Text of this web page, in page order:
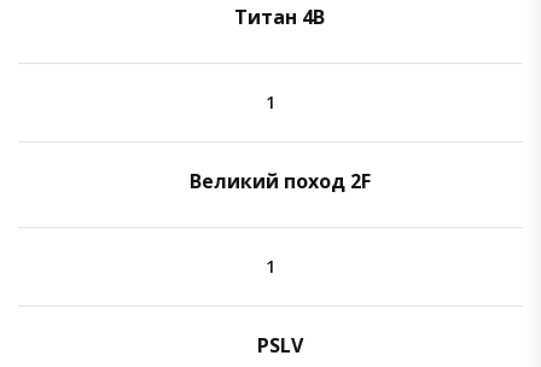
Титан 4B
1
Великий поход 2F
1
PSLV